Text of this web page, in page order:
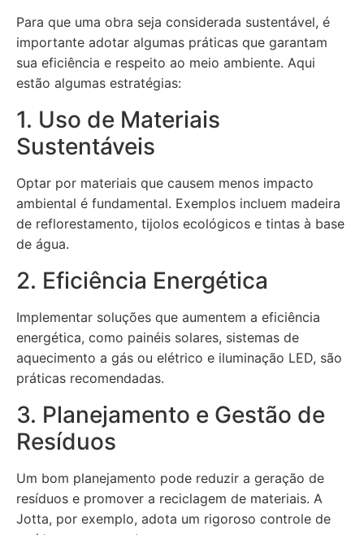
Para que uma obra seja considerada sustentável, é
importante adotar algumas práticas que garantam
sua eficiência e respeito ao meio ambiente. Aqui
estão algumas estratégias:
1. Uso de Materiais
Sustentáveis
Optar por materiais que causem menos impacto
ambiental é fundamental. Exemplos incluem madeira
de reflorestamento, tijolos ecológicos e tintas à base
de água.
2. Eficiência Energética
Implementar soluções que aumentem a eficiência
energética, como painéis solares, sistemas de
aquecimento a gás ou elétrico e iluminação LED, são
práticas recomendadas.
3. Planejamento e Gestão de
Resíduos
Um bom planejamento pode reduzir a geração de
resíduos e promover a reciclagem de materiais. A
Jotta, por exemplo, adota um rigoroso controle de